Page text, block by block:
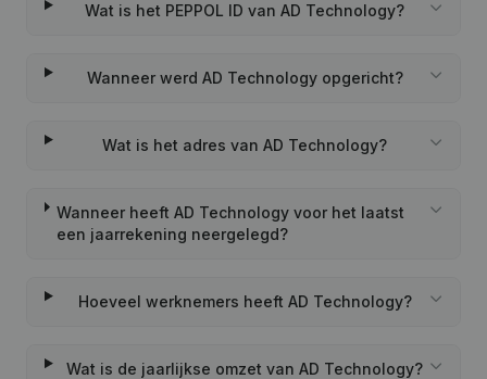
Wat is het PEPPOL ID van AD Technology?
Wanneer werd AD Technology opgericht?
Wat is het adres van AD Technology?
Wanneer heeft AD Technology voor het laatst
een jaarrekening neergelegd?
Hoeveel werknemers heeft AD Technology?
Wat is de jaarlijkse omzet van AD Technology?